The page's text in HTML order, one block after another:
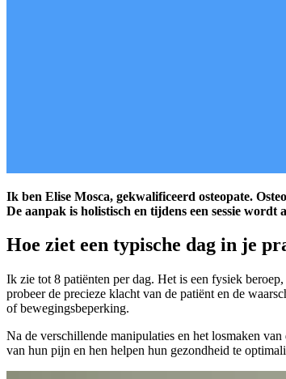
Ik ben Elise Mosca, gekwalificeerd osteopate.
De aanpak is holistisch en tijdens een sessie wordt
Hoe ziet een typische dag in je
Ik zie tot 8 patiënten per dag. Het is een fysiek
probeer de precieze klacht van de patiënt en de
of bewegingsbeperking.
Na de verschillende manipulaties en het losmaken
van hun pijn en hen helpen hun gezondheid te